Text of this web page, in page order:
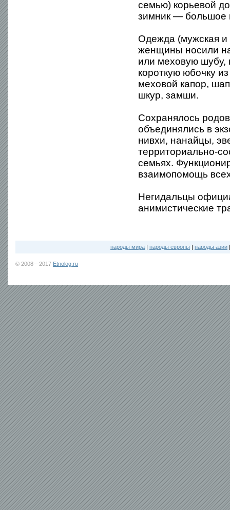
семью) корьевой
зимник — большое
Одежда (мужская и
женщины носили
или меховую шубу,
короткую юбочку
меховой капор,
шкур, замши.
Сохранялось
объединялись в
нивхи, нанайцы,
территориально-
семьях.
взаимопомощь
Негидальцы
анимистические
народы мира | народы европы | народы азии
© 2008—2017 Etnolog.ru